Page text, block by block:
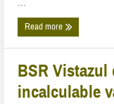
...
Read more
BSR
incalculable